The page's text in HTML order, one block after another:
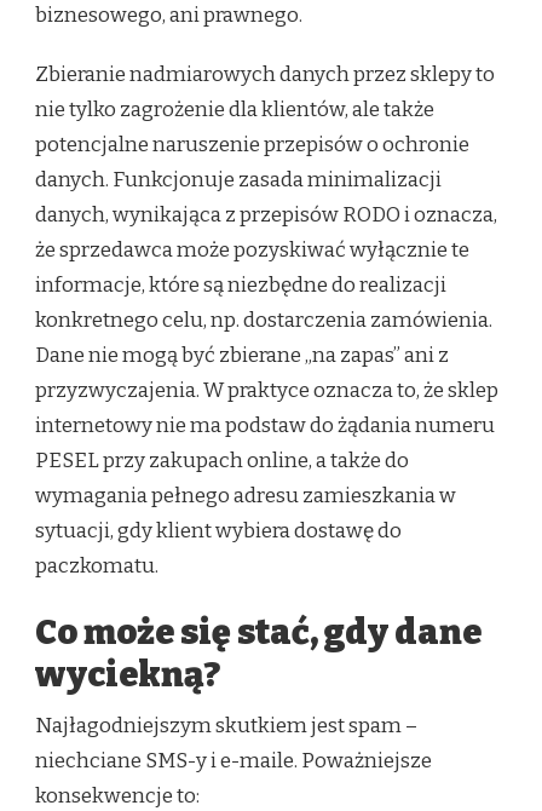
biznesowego, ani prawnego.
Zbieranie nadmiarowych danych przez sklepy to
nie tylko zagrożenie dla klientów, ale także
potencjalne naruszenie przepisów o ochronie
danych. Funkcjonuje zasada minimalizacji
danych, wynikająca z przepisów RODO i oznacza,
że sprzedawca może pozyskiwać wyłącznie te
informacje, które są niezbędne do realizacji
konkretnego celu, np. dostarczenia zamówienia.
Dane nie mogą być zbierane „na zapas” ani z
przyzwyczajenia. W praktyce oznacza to, że sklep
internetowy nie ma podstaw do żądania numeru
PESEL przy zakupach online, a także do
wymagania pełnego adresu zamieszkania w
sytuacji, gdy klient wybiera dostawę do
paczkomatu.
Co może się stać, gdy dane
wyciekną?
Najłagodniejszym skutkiem jest spam –
niechciane SMS-y i e-maile. Poważniejsze
konsekwencje to: